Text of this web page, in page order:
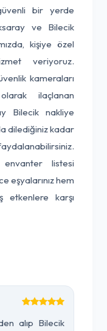
bir yerde
ve Bilecik
kişiye özel
veriyoruz.
kameraları
ilaçlanan
Bilecik nakliye
dilediğiniz kadar
envanter listesi
eşyalarınız hem
etkenlere karşı
alıp Bilecik